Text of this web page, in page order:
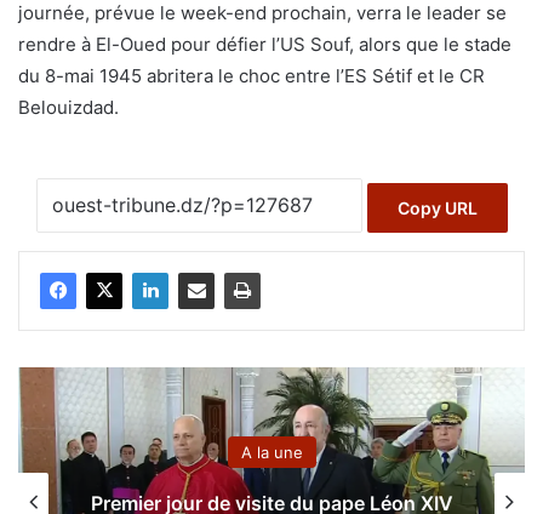
journée, prévue le week-end prochain, verra le leader se
rendre à El-Oued pour défier l’US Souf, alors que le stade
du 8-mai 1945 abritera le choc entre l’ES Sétif et le CR
Belouizdad.
Copy URL
A la une
Premier jour de visite du pape Léon XIV